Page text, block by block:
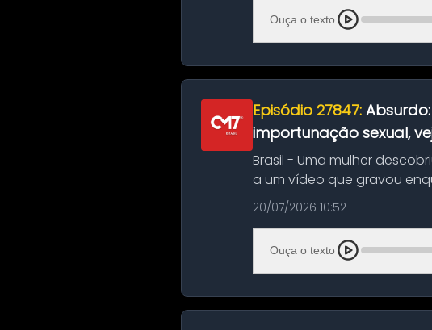
Ouça o texto
Episódio 27847:
importunação sexual,
Brasil - Uma mulher
a um vídeo que gravou
na Bahia. O c...
20/07/2026 10:52
Ouça o texto